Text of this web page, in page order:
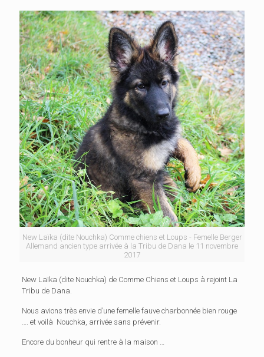
New Laïka (dite Nouchka) Comme chiens et Loups - Femelle Berger
Allemand ancien type arrivée à la Tribu de Dana le 11 novembre
2017
New Laïka (dite Nouchka) de Comme Chiens et Loups à rejoint La
Tribu de Dana.
Nous avions très envie d’une femelle fauve charbonnée bien rouge
…. et voilà Nouchka, arrivée sans prévenir.
Encore du bonheur qui rentre à la maison …